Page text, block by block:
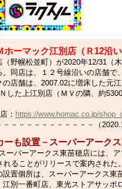
ーマック江別店（Ｒ12沿い
（野幌松並町）が2020年12/31（
同店は、１２号線沿いの店舗で
店舗は、2007.02に増床した元
した上江別店（ＭＶの隣、約
： https://www.homac.co.jp/
－－－－－－－－－－－－（
も設置－スーパーアークス
ーパーアークス東苗穂店には、
れることがリリースで案内された
置個所は、スーパーアークス東
別一番町店、東光ストアサッポ